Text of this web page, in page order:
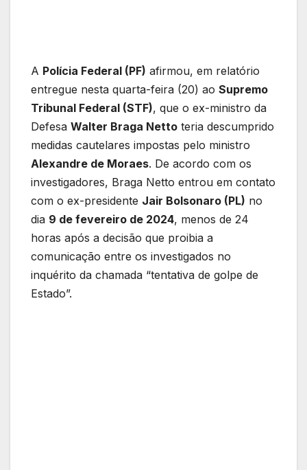
A Polícia Federal (PF) afirmou, em relatório
entregue nesta quarta-feira (20) ao Supremo
Tribunal Federal (STF), que o ex-ministro da
Defesa Walter Braga Netto teria descumprido
medidas cautelares impostas pelo ministro
Alexandre de Moraes. De acordo com os
investigadores, Braga Netto entrou em contato
com o ex-presidente Jair Bolsonaro (PL) no
dia 9 de fevereiro de 2024, menos de 24
horas após a decisão que proibia a
comunicação entre os investigados no
inquérito da chamada “tentativa de golpe de
Estado”.